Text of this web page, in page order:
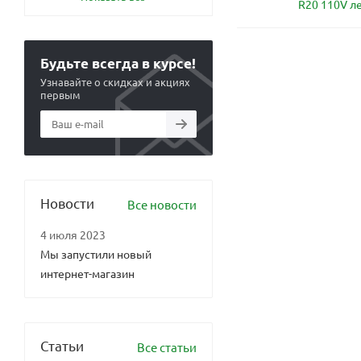
R20 110V
Будьте всегда в курсе!
Узнавайте о скидках и акциях
первым
Новости Все новости
4 июля 2023
Мы запустили новый
интернет-магазин
Статьи Все статьи